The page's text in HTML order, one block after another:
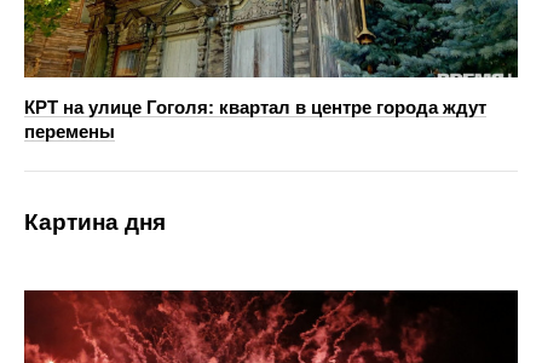
КРТ на улице Гоголя: квартал в центре города ждут
перемены
Картина дня